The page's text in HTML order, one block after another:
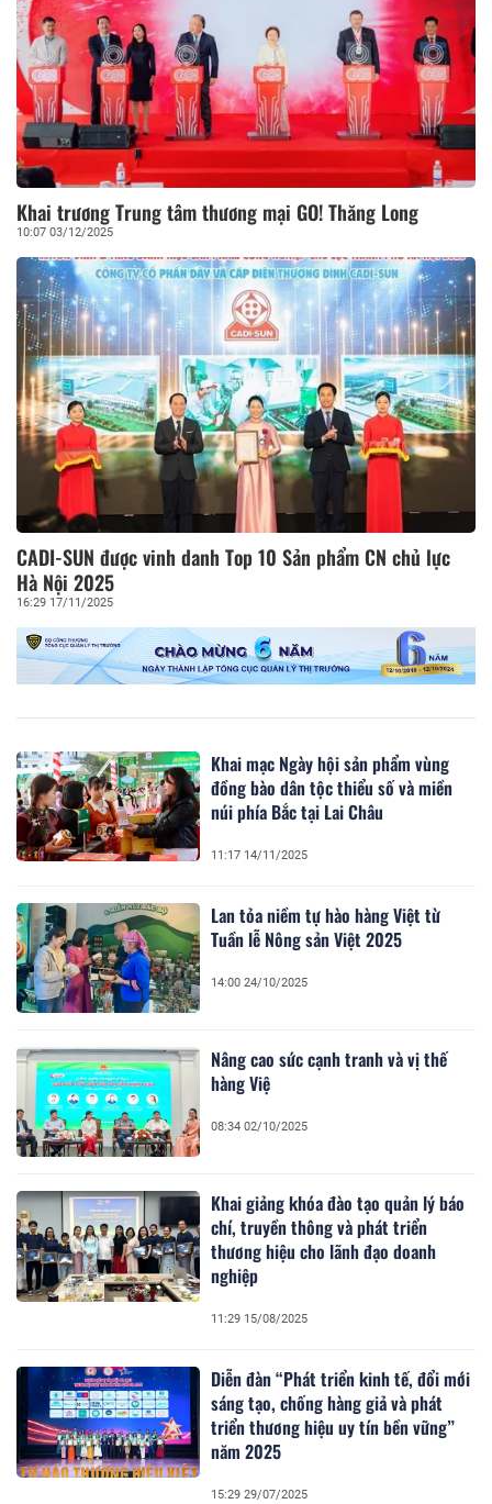
Khai trương Trung tâm thương mại GO! Thăng Long
10:07 03/12/2025
CADI-SUN được vinh danh Top 10 Sản phẩm CN chủ lực
Hà Nội 2025
16:29 17/11/2025
Khai mạc Ngày hội sản phẩm vùng
đồng bào dân tộc thiểu số và miền
núi phía Bắc tại Lai Châu
11:17 14/11/2025
Lan tỏa niềm tự hào hàng Việt từ
Tuần lễ Nông sản Việt 2025
14:00 24/10/2025
Nâng cao sức cạnh tranh và vị thế
hàng Việ
08:34 02/10/2025
Khai giảng khóa đào tạo quản lý báo
chí, truyền thông và phát triển
thương hiệu cho lãnh đạo doanh
nghiệp
11:29 15/08/2025
Diễn đàn “Phát triển kinh tế, đổi mới
sáng tạo, chống hàng giả và phát
triển thương hiệu uy tín bền vững”
năm 2025
15:29 29/07/2025